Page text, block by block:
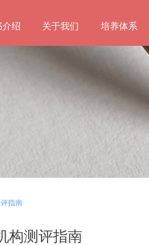
介绍 关于我们 培养体系
构测评指南
指南